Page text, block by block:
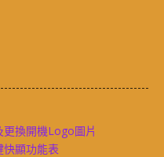
換開機Logo圖片
顯功能表